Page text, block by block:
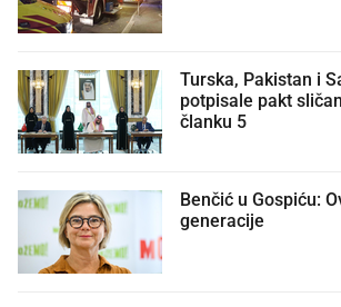
Turska, Pakistan i
potpisale pakt
članku 5
Benčić u Gospiću:
generacije